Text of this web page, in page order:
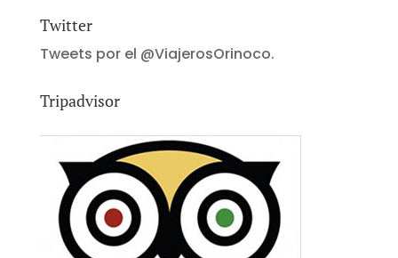
Twitter
Tweets por el @ViajerosOrinoco.
Tripadvisor